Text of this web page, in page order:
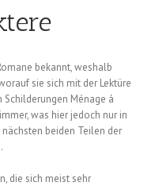
bekannt, weshalb
sie sich mit der Lektüre
Ménage á
was hier jedoch nur in
beiden Teilen der
die sich meist sehr